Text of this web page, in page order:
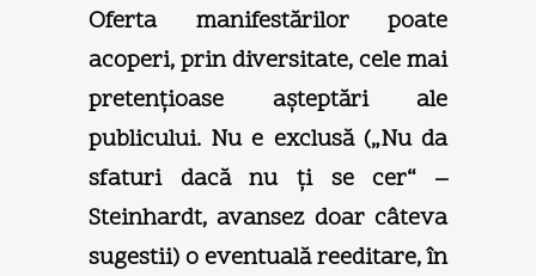
Oferta manifestărilor poate
acoperi, prin diversitate, cele mai
pretenţioase aşteptări ale
publicului. Nu e exclusă („Nu da
sfaturi dacă nu ţi se cer“ –
Steinhardt, avansez doar câteva
sugestii) o eventuală reeditare, în